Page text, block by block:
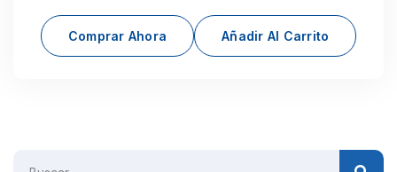
Comprar Ahora Añadir Al Carrito